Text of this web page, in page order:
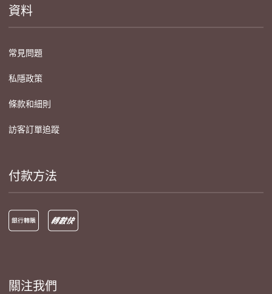
資料
常見問題
私隱政策
條款和細則
訪客訂單追蹤
付款方法
關注我們